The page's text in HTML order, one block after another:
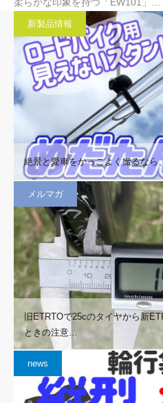
新製品情報
絶景と愛車をかっこよく撮るなら
メルマガ
旧ETRTOで25cのタイヤから新
ときの注意…
news